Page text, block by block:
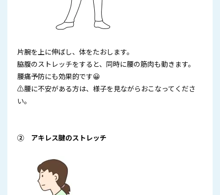
片腕を上に伸ばし、体をたおします。
脇腹のストレッチをすると、同時に腰の筋肉も動きます。
腰痛予防にも効果的です😀
⚠腰に不安がある方は、様子を見ながらおこなってくださ
い。
② アキレス腱のストレッチ